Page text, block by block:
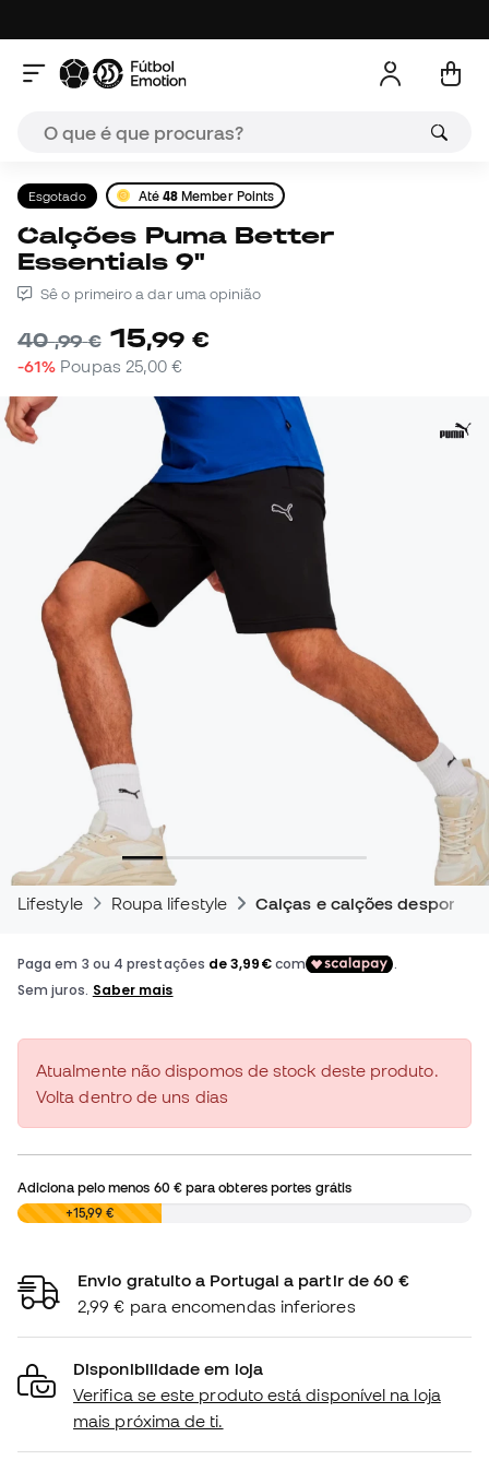
Esgotado Até 48 Member Points
Calções Puma Better
Essentials 9"
Sê o primeiro a dar uma opinião
40,99 € 15,99 €
-61% Poupas 25,00 €
Lifestyle Roupa lifestyle Calças e calções
Atualmente não dispomos de stock deste produto.
Volta dentro de uns dias
Adiciona pelo menos 60 €para obteres portes grátis
0,00 € +15,99 €
Envio gratuito a Portugal a partir de 60 €
2,99 € para encomendas inferiores
Disponibilidade em loja
Verifica se este produto está disponível na loja
mais próxima de ti.